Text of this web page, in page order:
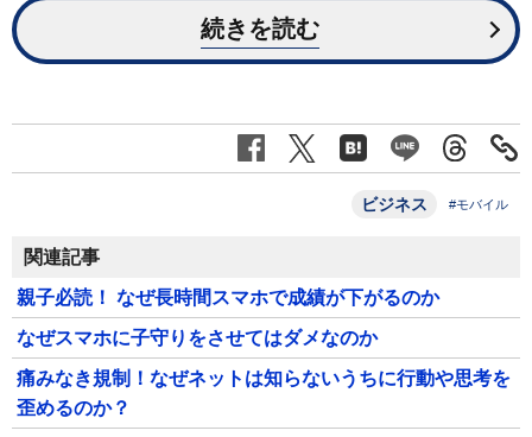
続きを読む
ビジネス #モバイル
関連記事
親子必読！ なぜ長時間スマホで成績が下がるのか
なぜスマホに子守りをさせてはダメなのか
痛みなき規制！なぜネットは知らないうちに行動や思考を
歪めるのか？